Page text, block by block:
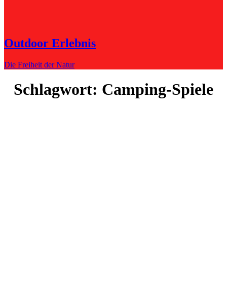
Outdoor Erlebnis
Die Freiheit der Natur
Schlagwort: Camping-Spiele